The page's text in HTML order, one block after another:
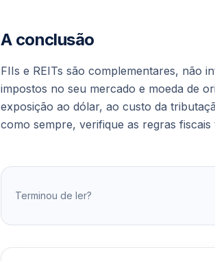
A conclusão
FIIs e REITs são complementares, não
impostos no seu mercado e moeda de
exposição ao dólar, ao custo da
como sempre, verifique as regras
Terminou de ler?